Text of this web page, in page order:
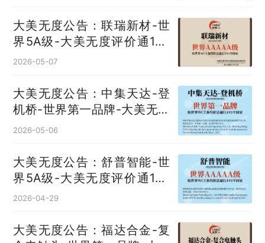
大美无度公告：联瑞新材-世
界5A级-大美无度评价通193
国
2026-05-07
大美无度公告：中集天达-登
机桥‌-世界第一品牌-大美无度
评价通193国
2026-05-06
大美无度公告：舒普智能-世
界5A级-大美无度评价通193
国
2026-04-29
大美无度公告：福达合金-复